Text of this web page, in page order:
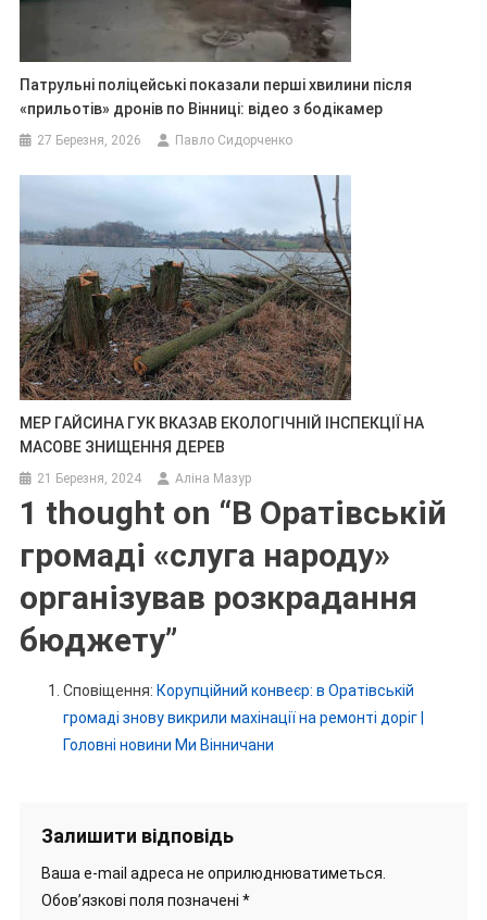
Патрульні поліцейські показали перші хвилини після
«прильотів» дронів по Вінниці: відео з бодікамер
27 Березня, 2026 Павло Сидорченко
МЕР ГАЙСИНА ГУК ВКАЗАВ ЕКОЛОГІЧНІЙ ІНСПЕКЦІЇ НА
МАСОВЕ ЗНИЩЕННЯ ДЕРЕВ
21 Березня, 2024 Аліна Мазур
1 thought on “В Оратівській
громаді «слуга народу»
організував розкрадання
бюджету”
Сповіщення: Корупційний конвеєр: в Оратівській
громаді знову викрили махінації на ремонті доріг |
Головні новини Ми Вінничани
Залишити відповідь
Ваша e-mail адреса не оприлюднюватиметься.
Обов’язкові поля позначені *